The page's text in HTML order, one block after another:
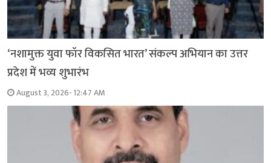
‘नशामुक्त युवा फॉर विकसित भारत’ संकल्प अभियान का उत्तर
प्रदेश में भव्य शुभारंभ
August 3, 2026- 12:47 AM